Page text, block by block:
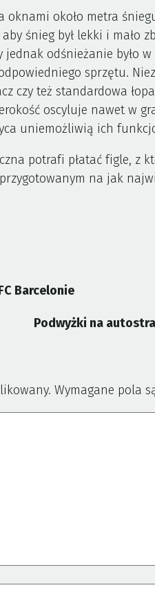
oknami około metra
śnieg był lekki i mało
jednak odśnieżanie było
sprzętu.
czy też standardowa
oscyluje nawet w
uniemożliwią ich
potrafi płatać figle, z
na jak
Barcelonie
Podwyżki na
Wymagane pola